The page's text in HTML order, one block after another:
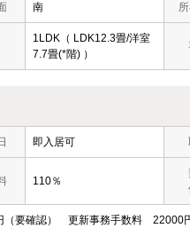
南
1LDK（ LDK12.3畳/洋室
7.7畳(*階) ）
即入居可
110％
（要確認） 更新事務手数料 22000